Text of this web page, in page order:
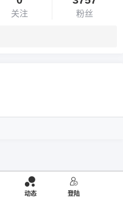
关注 粉丝
动态 登陆